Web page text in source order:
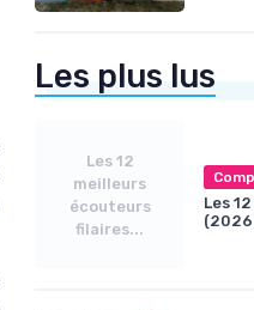
Les plus lus
Les 12
meilleurs
écouteurs
filaires...
Les